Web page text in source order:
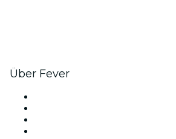
Über Fever